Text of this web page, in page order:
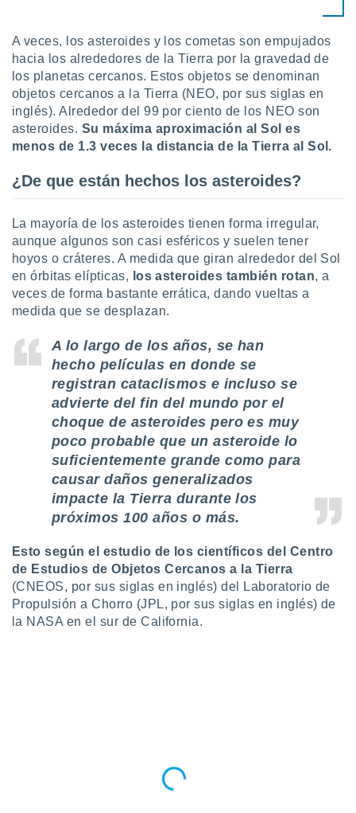
no
acceder a
web a
abono
únicos
similares
como
este sitio
de
Para
en
en
en
A veces, los asteroides y los cometas son empujados
hacia los alrededores de la Tierra por la gravedad de
los planetas cercanos. Estos objetos se denominan
objetos cercanos a la Tierra (NEO, por sus siglas en
inglés). Alrededor del 99 por ciento de los NEO son
asteroides. Su máxima aproximación al Sol es
menos de 1.3 veces la distancia de la Tierra al Sol.
¿De que están hechos los asteroides?
La mayoría de los asteroides tienen forma irregular,
aunque algunos son casi esféricos y suelen tener
hoyos o cráteres. A medida que giran alrededor del Sol
en órbitas elípticas, los asteroides también rotan, a
veces de forma bastante errática, dando vueltas a
medida que se desplazan.
A lo largo de los años, se han
hecho películas en donde se
registran cataclismos e incluso se
advierte del fin del mundo por el
choque de asteroides pero es muy
poco probable que un asteroide lo
suficientemente grande como para
causar daños generalizados
impacte la Tierra durante los
próximos 100 años o más.
Esto según el estudio de los científicos del Centro
de Estudios de Objetos Cercanos a la Tierra
(CNEOS, por sus siglas en inglés) del Laboratorio de
Propulsión a Chorro (JPL, por sus siglas en inglés) de
la NASA en el sur de California.